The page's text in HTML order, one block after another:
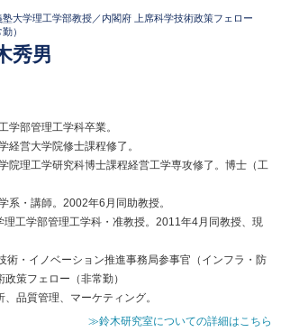
塾大学理工学部教授／内閣府 上席科学技術政策フェロー
）
秀男
学部管理工学科卒業。
経営大学院修士課程修了。
院理工学研究科博士課程経営工学専攻修了。博士（工
系・講師。2002年6月同助教授。
工学部管理工学科・准教授。2011年4月同教授、現
術・イノベーション推進事務局参事官（インフラ・防
策フェロー（非常勤）
品質管理、マーケティング。
≫鈴木研究室についての詳細はこちら